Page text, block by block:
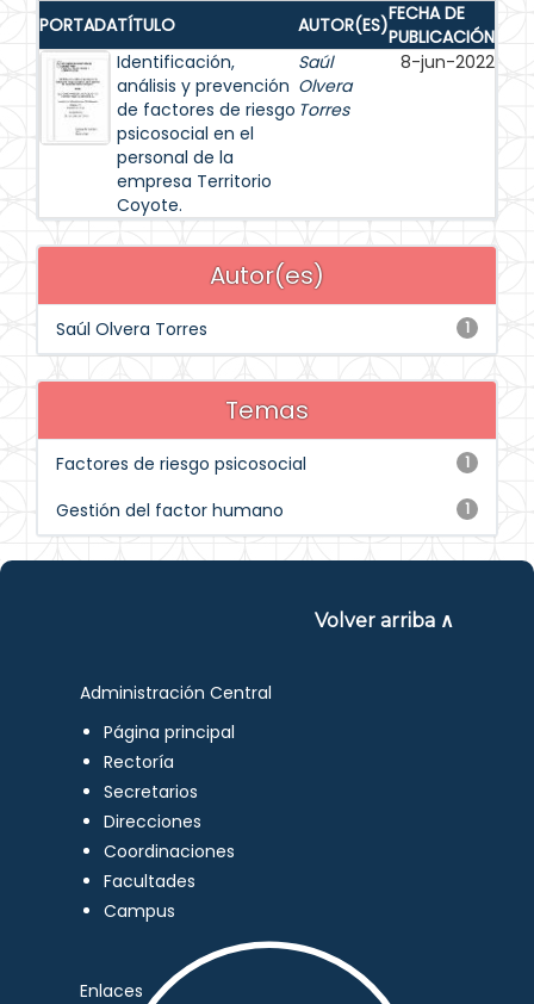
PORTADATÍTULO AUTOR(ES)FECHA DE
PUBLICACIÓN
Identificación,
análisis y prevención
de factores de riesgo
psicosocial en el
personal de la
empresa Territorio
Coyote.
Saúl
Olvera
Torres
8-jun-2022
Autor(es)
1
Saúl Olvera Torres
Temas
1
Factores de riesgo psicosocial
1
Gestión del factor humano
Volver arriba ∧
Administración Central
Página principal
Rectoría
Secretarios
Direcciones
Coordinaciones
Facultades
Campus
Enlaces